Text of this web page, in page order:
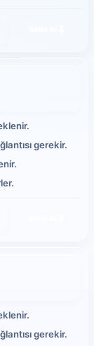
gerekir.
gerekir.